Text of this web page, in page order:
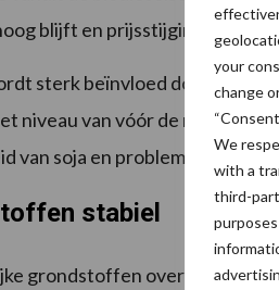
your
change
We
with a
third-
blijft en prijsstijgingen
sterk beïnvloed door vraag
niveau van vóór de recente
van soja en problemen met
stabiel
grondstoffen overheerst